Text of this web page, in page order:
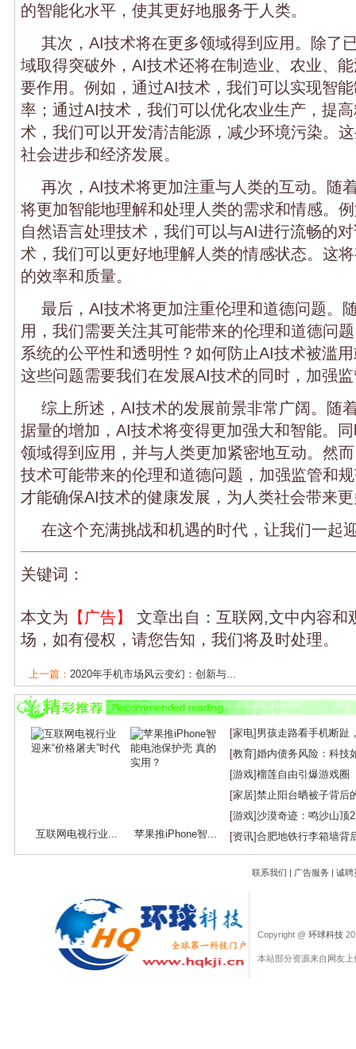
的智能化水平，使其更好地服务于人类。
其次，AI技术将在更多领域得到应用。除了
域取得突破外，AI技术还将在制造业、农业、
要作用。例如，通过AI技术，我们可以实现智
率；通过AI技术，我们可以优化农业生产，提
术，我们可以开发清洁能源，减少环境污染。
社会进步和经济发展。
再次，AI技术将更加注重与人类的互动。随
将更加智能地理解和处理人类的需求和情感。
自然语言处理技术，我们可以与AI进行流畅的
术，我们可以更好地理解人类的情感状态。这
的效率和质量。
最后，AI技术将更加注重伦理和道德问题。
用，我们需要关注其可能带来的伦理和道德问
系统的公平性和透明性？如何防止AI技术被滥
这些问题需要我们在发展AI技术的同时，加强
综上所述，AI技术的发展前景非常广阔。随
据量的增加，AI技术将变得更加强大和智能。
领域得到应用，并与人类更加紧密地互动。然
技术可能带来的伦理和道德问题，加强监管和
才能确保AI技术的健康发展，为人类社会带来
在这个充满挑战和机遇的时代，让我们一起
关键词：
本文为 【广告】
文章出自：互联网,文中内容和
场，如有侵权，请您告知，我们将及时处理。
上一篇： 2020年手机市场风云变幻：创新与...
下一篇：专访：如何打造个人品牌？
互联网电视行业... 苹果推iPhone智...
[家电] 男孩走路看手机断趾
[教育]婚内债务风险：科技
[游戏]榴莲自由引爆游戏圈
[家居]禁止阳台晒被子背后
[游戏]沙漠奇迹：鸣沙山顶
[资讯]合肥地铁行李箱墙背
联系我们 | 广告服务 | 诚聘
Copyright @ 环球科技
本站部分资源来自网友